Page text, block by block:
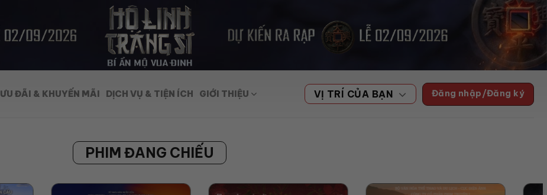
ƯU ĐÃI & KHUYẾN MÃI DỊCH VỤ & TIỆN ÍCH GIỚI THIỆU VỊ TRÍ CỦA BẠN Đăng nhập/Đăng ký
PHIM ĐANG CHIẾU